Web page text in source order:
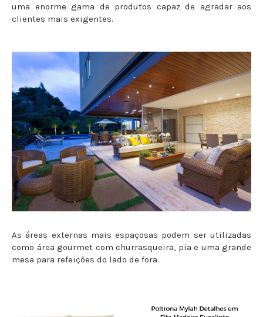
uma enorme gama de produtos capaz de agradar aos
clientes mais exigentes.
As áreas externas mais espaçosas podem ser utilizadas
como área gourmet com churrasqueira, pia e uma grande
mesa para refeições do lado de fora.